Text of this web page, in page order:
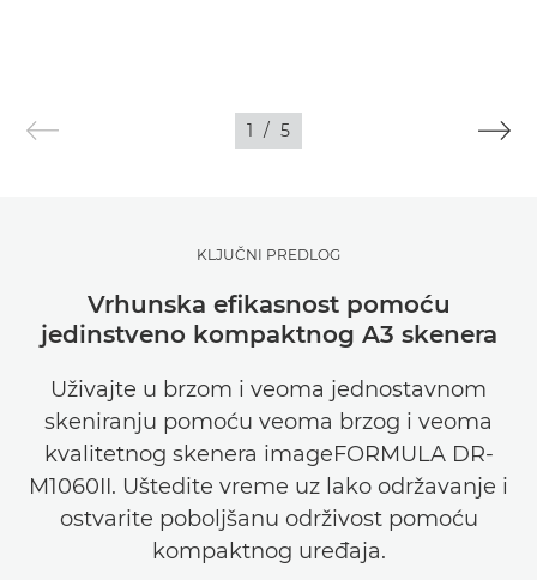
1 / 5
KLJUČNI PREDLOG
Vrhunska efikasnost pomoću
jedinstveno kompaktnog A3 skenera
Uživajte u brzom i veoma jednostavnom
skeniranju pomoću veoma brzog i veoma
kvalitetnog skenera imageFORMULA DR-
M1060II. Uštedite vreme uz lako održavanje i
ostvarite poboljšanu održivost pomoću
kompaktnog uređaja.